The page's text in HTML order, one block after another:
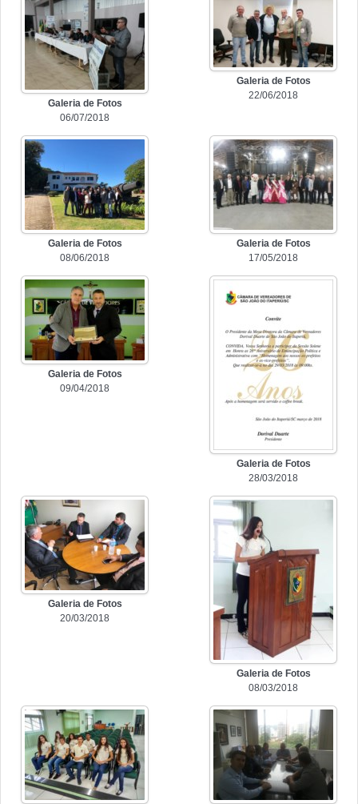
Galeria de Fotos
06/07/2018
Galeria de Fotos
22/06/2018
Galeria de Fotos
08/06/2018
Galeria de Fotos
17/05/2018
Galeria de Fotos
09/04/2018
Galeria de Fotos
28/03/2018
Galeria de Fotos
20/03/2018
Galeria de Fotos
08/03/2018